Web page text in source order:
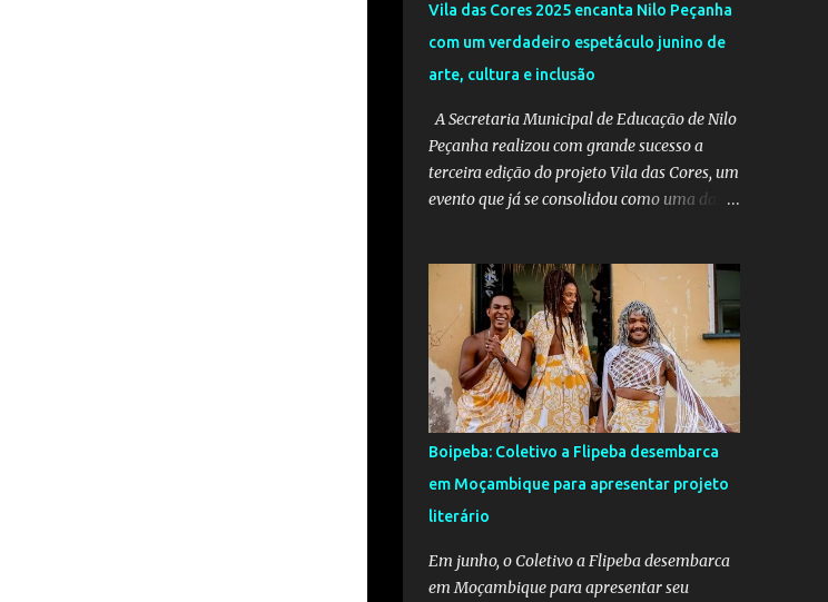
Vila das Cores 2025 encanta Nilo Peçanha
com um verdadeiro espetáculo junino de
arte, cultura e inclusão
A Secretaria Municipal de Educação de Nilo
Peçanha realizou com grande sucesso a
terceira edição do projeto Vila das Cores, um
evento que já se consolidou como uma das
voltou a emocionar e envolver alunos,
famílias, educadores e toda a comunidade
escolar em uma programação repleta de
alegria, criatividade e tradição. Entre os dias
16 e 18 de junho, o clima junino tomou conta
das comunidades de Barra dos Carvalhos e
São Francisco, passando por São Benedito e
encerrando com grande estilo na sede do
município. Em cada local, os alunos deram
um verdadeiro show de participação e
muito forró, cores vibrantes, danças típicas,
Boipeba: Coletivo a Flipeba desembarca
em Moçambique para apresentar projeto
literário
Em junho, o Coletivo a Flipeba desembarca
em Moçambique para apresentar seu